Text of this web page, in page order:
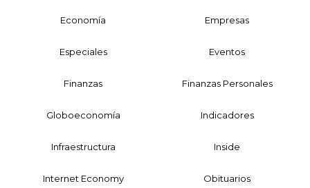
Economía Empresas
Especiales Eventos
Finanzas Finanzas Personales
Globoeconomía Indicadores
Infraestructura Inside
Internet Economy Obituarios